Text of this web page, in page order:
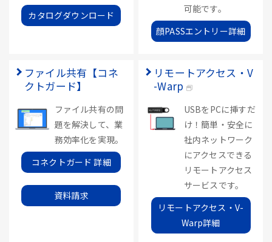
カタログダウンロード
可能です。
顔PASSエントリー詳細
ファイル共有【コネ
クトガード】
ファイル共有の問
題を解決して、業
務効率化を実現。
コネクトガード 詳細
資料請求
リモートアクセス・V
-Warp
USBをPCに挿すだ
け！簡単・安全に
社内ネットワーク
にアクセスできる
リモートアクセス
サービスです。
リモートアクセス・V-
Warp詳細